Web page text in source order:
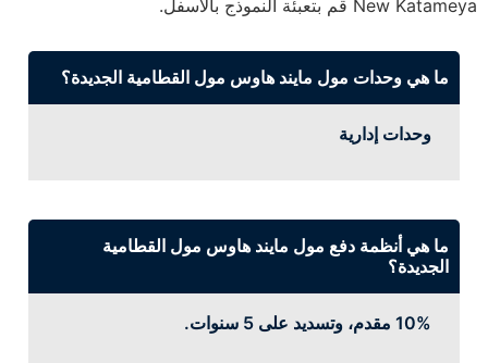
New Katameya قم بتعبئة النموذج بالأسفل.
ما هي وحدات مول مايند هاوس مول القطامية الجديدة؟
وحدات إدارية
ما هي أنظمة دفع مول مايند هاوس مول القطامية
الجديدة؟
10% مقدم، وتسديد على 5 سنوات.